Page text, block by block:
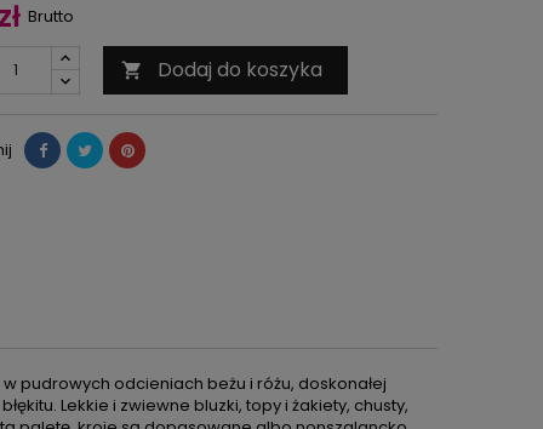
Brutto
 Dodaj do koszyka
pudrowych odcieniach beżu i różu, doskonałej
Lekkie i zwiewne bluzki, topy i żakiety, chusty,